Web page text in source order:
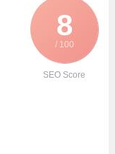
8
/ 100
SEO Score